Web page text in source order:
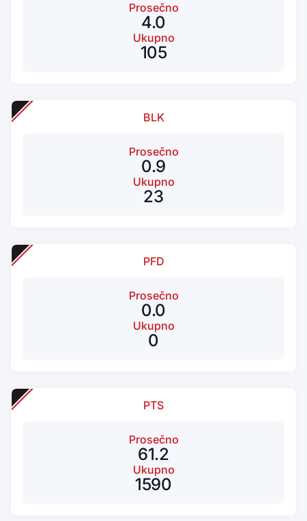
Prosečno
4.0
Ukupno
105
BLK
Prosečno
0.9
Ukupno
23
PFD
Prosečno
0.0
Ukupno
0
PTS
Prosečno
61.2
Ukupno
1590